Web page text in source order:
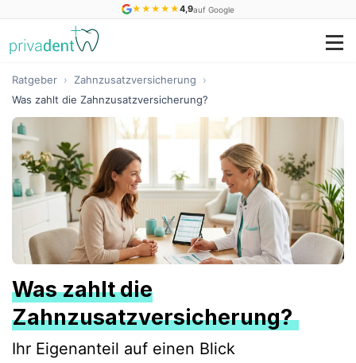
★ ★ ★ ★ ★4,9auf Google
Ratgeber › Zahnzusatzversicherung
›
Was zahlt die Zahnzusatzversicherung?
Was zahlt die
Zahnzusatzversicherung?
Ihr Eigenanteil auf einen Blick